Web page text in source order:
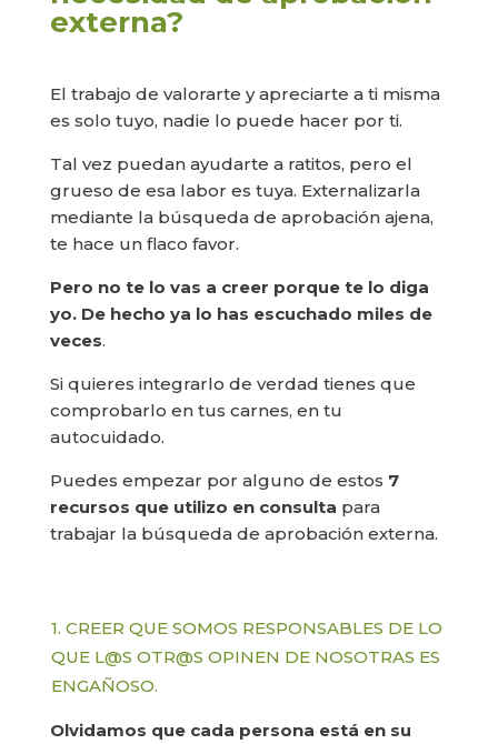
externa?
El trabajo de valorarte y apreciarte a ti misma
es solo tuyo, nadie lo puede hacer por ti.
Tal vez puedan ayudarte a ratitos, pero el
grueso de esa labor es tuya. Externalizarla
mediante la búsqueda de aprobación ajena,
te hace un flaco favor.
Pero no te lo vas a creer porque te lo diga
yo. De hecho ya lo has escuchado miles de
veces.
Si quieres integrarlo de verdad tienes que
comprobarlo en tus carnes, en tu
autocuidado.
Puedes empezar por alguno de estos 7
recursos que utilizo en consulta para
trabajar la búsqueda de aprobación externa.
1. CREER QUE SOMOS RESPONSABLES DE LO
QUE L@S OTR@S OPINEN DE NOSOTRAS ES
ENGAÑOSO.
Olvidamos que cada persona está en su